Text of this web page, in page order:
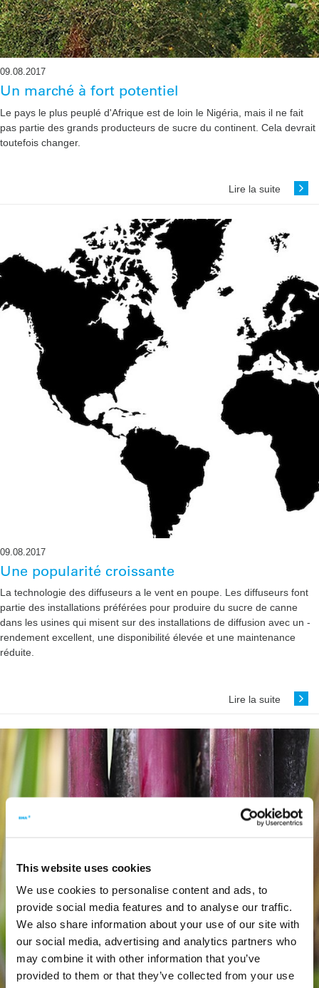
This website uses cookies
We use cookies to personalise content and ads, to
provide social media features and to analyse our traffic.
We also share information about your use of our site with
our social media, advertising and analytics partners who
may combine it with other information that you’ve
provided to them or that they’ve collected from your use
09.08.2017
Un marché à fort potentiel
Le pays le plus peuplé d'Afrique est de loin le ­Nigéria, mais il ne fait
pas partie des grands producteurs de sucre du continent. Cela devrait
toutefois changer.
Lire la suite
09.08.2017
Une popularité croissante
La technologie des diffuseurs a le vent en poupe. Les diffuseurs font
partie des installations préférées pour produire du sucre de canne
dans les usines qui misent sur des installations de diffusion avec un ­
rendement excellent, une disponibilité élevée et une maintenance
réduite.
Lire la suite